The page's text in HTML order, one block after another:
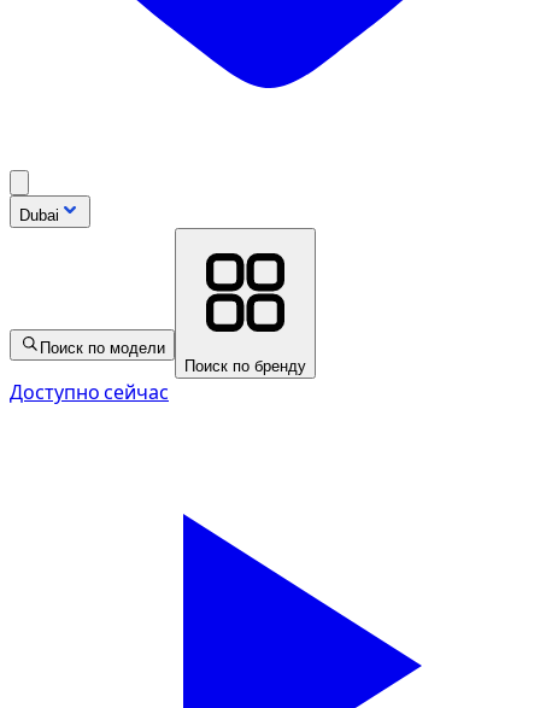
Dubai
Поиск по модели
Поиск по бренду
Доступно сейчас